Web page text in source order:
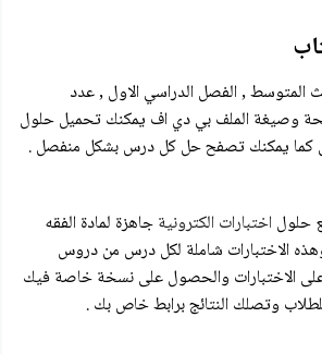
المتوسط , الفصل الدراسي الاول , عدد
الكتاب 57 صفحة وصيغة الملف بي دي اف يمكنك تحميل حلول
كما يمكنك تصفح حل كل درس بشكل منفصل .
حلول اختبارات الكترونيةجاهزة لمادة الفقه
الاختبارات شاملة لكل درس من دروس
على الاختبارات والحصول على نسخة خاصة فيك
وتصلك النتائج برابط خاص بك .